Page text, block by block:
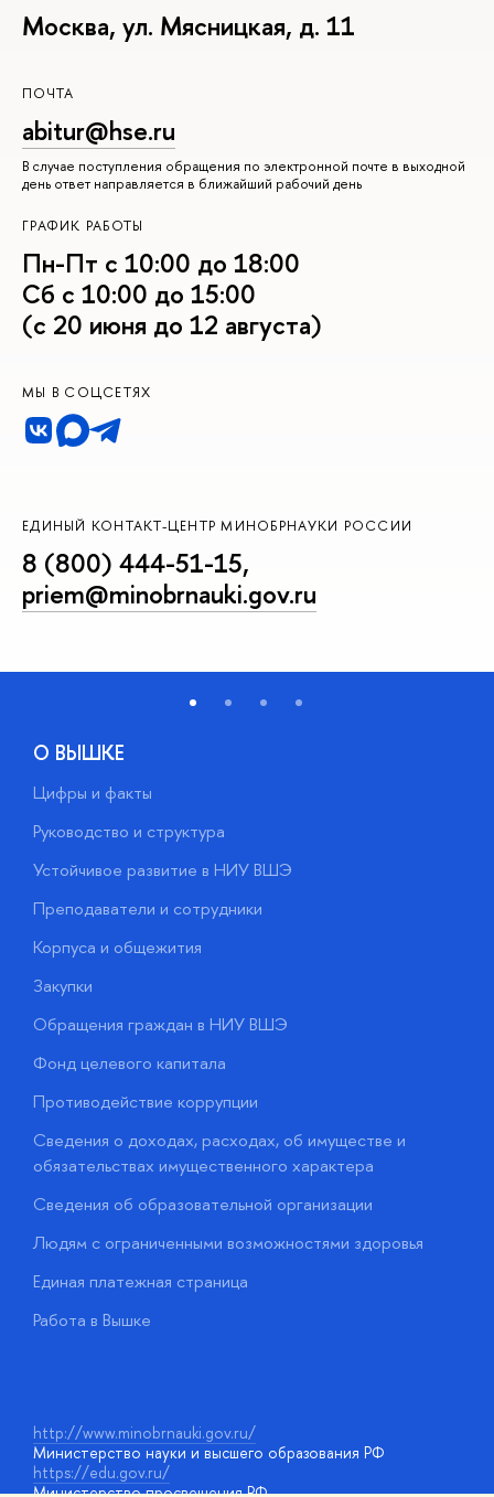
Москва, ул. Мясницкая, д. 11
ПОЧТА
abitur@hse.ru
В случае поступления обращения по электронной почте в выходной
день ответ направляется в ближайший рабочий день
ГРАФИК РАБОТЫ
Пн-Пт с 10:00 до 18:00
Сб с 10:00 до 15:00
(с 20 июня до 12 августа)
МЫ В СОЦСЕТЯХ
ЕДИНЫЙ КОНТАКТ-ЦЕНТР МИНОБРНАУКИ РОССИИ
8 (800) 444-51-15,
priem@minobrnauki.gov.ru
О ВЫШКЕ
Цифры и факты
Руководство и структура
Устойчивое развитие в НИУ ВШЭ
Преподаватели и сотрудники
Корпуса и общежития
Закупки
Обращения граждан в НИУ ВШЭ
Фонд целевого капитала
Противодействие коррупции
Сведения о доходах, расходах, об имуществе и
обязательствах имущественного характера
Сведения об образовательной организации
Людям с ограниченными возможностями здоровья
Единая платежная страница
Работа в Вышке
http://www.minobrnauki.gov.ru/
Министерство науки и высшего образования РФ
https://edu.gov.ru/
Министерство просвещения РФ